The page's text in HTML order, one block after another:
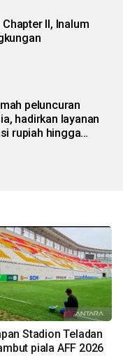
II, Inalum
peluncuran
hadirkan layanan
rupiah hingga
Stadion Teladan
piala AFF 2026